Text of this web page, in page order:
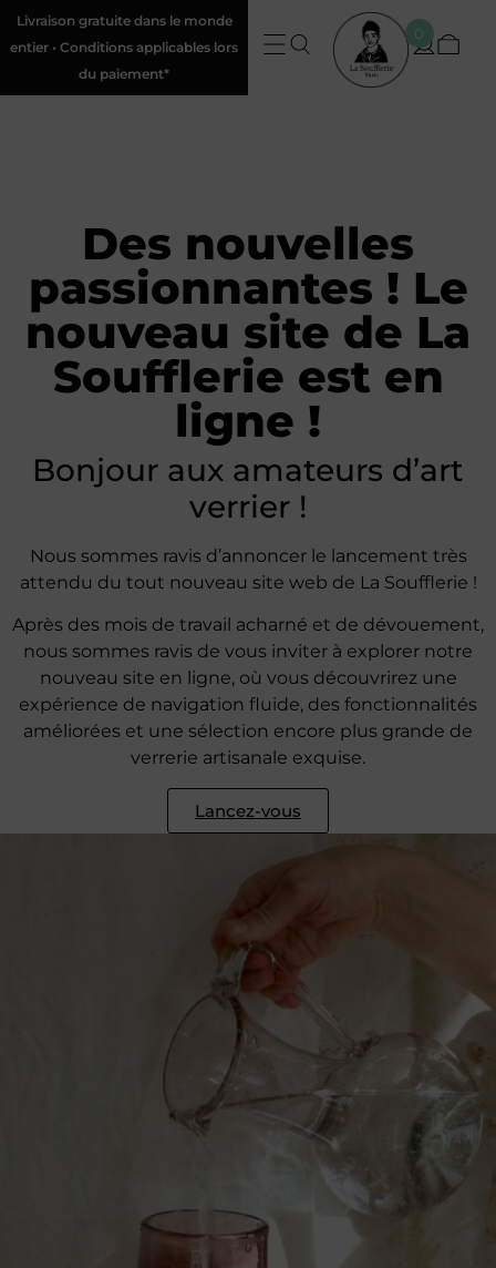
Livraison gratuite dans le monde
entier • Conditions applicables lors
du paiement*
0
Des nouvelles
passionnantes ! Le
nouveau site de La
Soufflerie est en
ligne !
Bonjour aux amateurs d’art
verrier !
Nous sommes ravis d’annoncer le lancement très
attendu du tout nouveau site web de La Soufflerie !
Après des mois de travail acharné et de dévouement,
nous sommes ravis de vous inviter à explorer notre
nouveau site en ligne, où vous découvrirez une
expérience de navigation fluide, des fonctionnalités
améliorées et une sélection encore plus grande de
verrerie artisanale exquise.
Lancez-vous